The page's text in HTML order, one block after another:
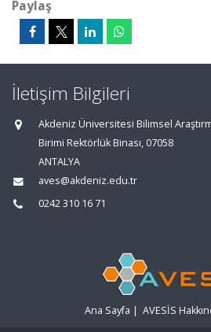
Paylaş
İletişim Bilgileri
Akdeniz Üniversitesi Bilimsel
Birimi Rektörlük Binası, 07058
ANTALYA
aves@akdeniz.edu.tr
0242 310 16 71
Ana Sayfa | AVESİS